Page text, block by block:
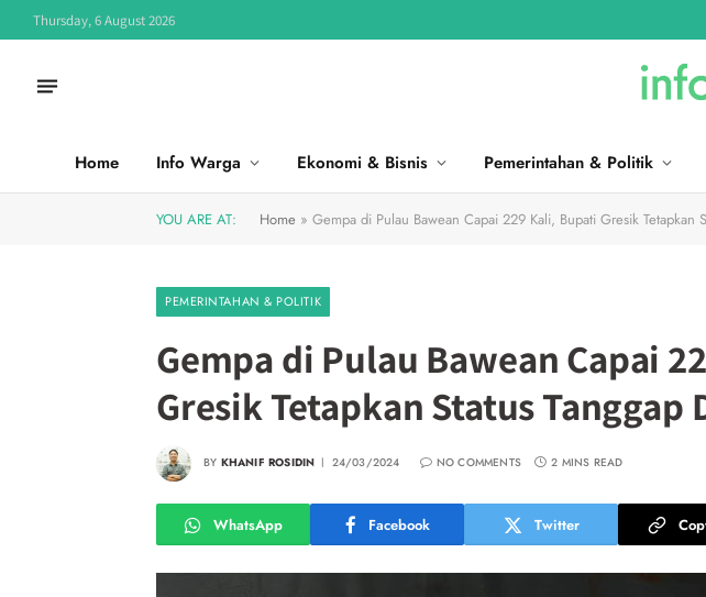
Thursday, 6 August 2026
Home Info Warga Ekonomi & Bisnis Pemerintahan & Politik
YOU ARE AT: Home » Gempa di Pulau Bawean Capai 229 Kali, Bupati Gresik Tetapkan
PEMERINTAHAN & POLITIK
Gempa di Pulau Bawean Capai
Gresik Tetapkan Status Tanggap
BY KHANIF ROSIDIN 24/03/2024 NO COMMENTS 2 MINS READ
WhatsApp Facebook Twitter